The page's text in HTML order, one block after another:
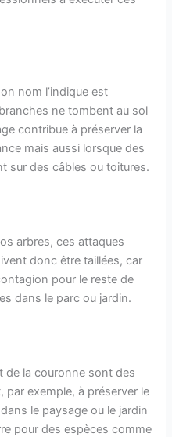
nom l’indique est
ne tombent au sol
contribue à préserver la
mais aussi lorsque des
sur des câbles ou toitures.
arbres, ces attaques
donc être taillées, car
pour le reste de
dans le parc ou jardin.
de la couronne sont des
par exemple, à préserver le
le paysage ou le jardin
pour des espèces comme